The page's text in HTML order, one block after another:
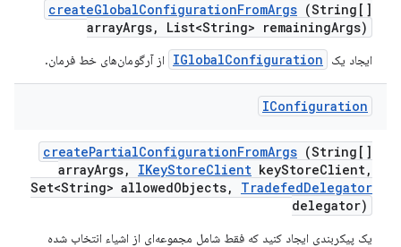
createGlobalConfigurationFromArgs (String[]
arrayArgs, List<String> remainingArgs)
ایجاد یک IGlobalConfiguration از آرگومان‌های خط فرمان.
IConfiguration
createPartialConfigurationFromArgs (String[]
arrayArgs, IKeyStoreClient keyStoreClient,
Set<String> allowedObjects, TradefedDelegator
delegator)
یک پیکربندی ایجاد کنید که فقط شامل مجموعه‌ای از اشیاء انتخاب شده